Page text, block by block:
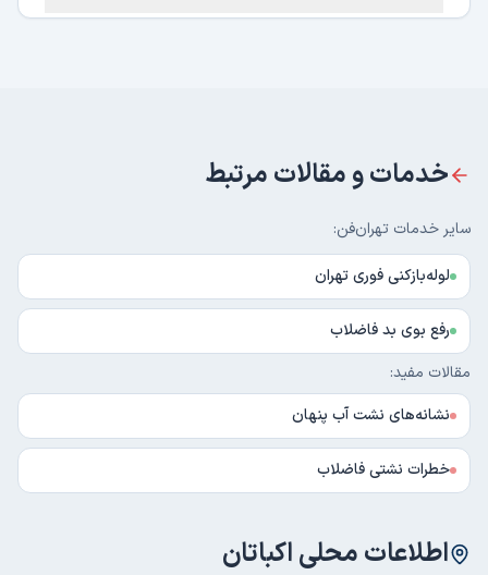
خدمات و مقالات مرتبط
سایر خدمات تهران‌فن:
لوله‌بازکنی فوری تهران
رفع بوی بد فاضلاب
مقالات مفید:
نشانه‌های نشت آب پنهان
خطرات نشتی فاضلاب
اطلاعات محلیاکباتان